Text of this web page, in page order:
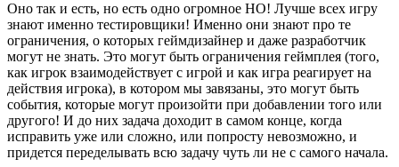
Оно так и есть, но есть одно огромное НО! Лучше всех игру
знают именно тестировщики! Именно они знают про те
ограничения, о которых геймдизайнер и даже разработчик
могут не знать. Это могут быть ограничения геймплея (того,
как игрок взаимодействует с игрой и как игра реагирует на
действия игрока), в котором мы завязаны, это могут быть
события, которые могут произойти при добавлении того или
другого! И до них задача доходит в самом конце, когда
исправить уже или сложно, или попросту невозможно, и
придется переделывать всю задачу чуть ли не с самого начала.